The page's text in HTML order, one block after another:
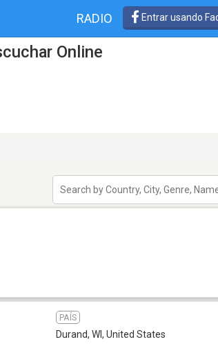
RADIO Entrar usando
Online
PAÍS
Durand, WI, United States